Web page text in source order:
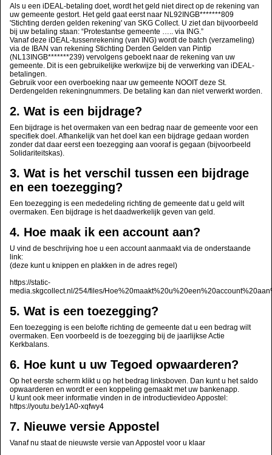
Als u een iDEAL-betaling doet, wordt het geld niet direct op de rekening van
uw gemeente gestort. Het geld gaat eerst naar NL92INGB*******809
'Stichting derden gelden rekening' van SKG Collect. U ziet dan bijvoorbeeld
bij uw betaling staan: “Protestantse gemeente ….. via ING.”
Vanaf deze iDEAL-tussenrekening (van ING) wordt de batch (verzameling)
via de IBAN van rekening Stichting Derden Gelden van Pintip
(NL13INGB*******239) vervolgens geboekt naar de rekening van uw
gemeente. Dit is een gebruikelijke werkwijze bij de verwerking van iDEAL-
betalingen.
Gebruik voor een overboeking naar uw gemeente NOOIT deze St.
Derdengelden rekeningnummers. De betaling kan dan niet verwerkt worden.
2. Wat is een bijdrage?
Een bijdrage is het overmaken van een bedrag naar de gemeente voor een
specifiek doel. Afhankelijk van het doel kan een bijdrage gedaan worden
zonder dat daar eerst een toezegging aan vooraf is gegaan (bijvoorbeeld
Solidariteitskas).
3. Wat is het verschil tussen een bijdrage
en een toezegging?
Een toezegging is een mededeling richting de gemeente dat u geld wilt
overmaken. Een bijdrage is het daadwerkelijk geven van geld.
4. Hoe maak ik een account aan?
U vind de beschrijving hoe u een account aanmaakt via de onderstaande
link:
(deze kunt u knippen en plakken in de adres regel)
https://static-
media.skgcollect.nl/254/files/
5. Wat is een toezegging?
Een toezegging is een belofte richting de gemeente dat u een bedrag wilt
overmaken. Een voorbeeld is de toezegging bij de jaarlijkse Actie
Kerkbalans.
6. Hoe kunt u uw Tegoed opwaarderen?
Op het eerste scherm klikt u op het bedrag linksboven. Dan kunt u het saldo
opwaarderen en wordt er een koppeling gemaakt met uw bankenapp.
U kunt ook meer informatie vinden in de introductievideo Appostel:
https://youtu.be/y1A0-xqfwy4
7. Nieuwe versie Appostel
Vanaf nu staat de nieuwste versie van Appostel voor u klaar